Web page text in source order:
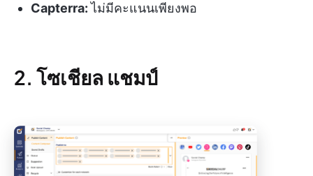
Capterra:ไม่มีคะแนนเพียงพอ
2. โซเชียล แชมป์